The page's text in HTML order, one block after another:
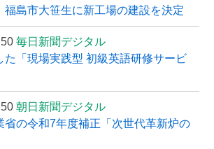
福島市大笹生に新工場の建設を決定
毎日新聞デジタル
た「現場実践型 初級英語研修サービ
朝日新聞デジタル
省の令和7年度補正「次世代革新炉の